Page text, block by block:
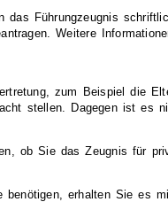
das Führungzeugnis
Weitere
, zum Beispiel die
stellen. Dagegen ist es
ob Sie das Zeugnis für
benötigen, erhalten Sie es